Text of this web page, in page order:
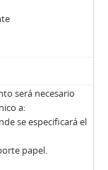
Patria y Libertad
será necesario
a:
se especificará el
papel.